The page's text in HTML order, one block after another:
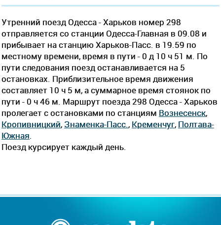
Утренний поезд Одесса - Харьков номер 298
отправляется со станции Одесса-Главная в 09.08 и
прибывает на станцию Харьков-Пасс. в 19.59 по
местному времени, время в пути - 0 д 10 ч 51 м. По
пути следования поезд останавливается на 5
остановках. Приблизительное время движения
составляет 10 ч 5 м, а суммарное время стоянок по
пути - 0 ч 46 м. Маршрут поезда 298 Одесса - Харьков
пролегает c остановками по станциям Вознесенск,
Кропивницкий, Знаменка-Пасс. , Кременчуг, Полтава-
Южная
Поезд курсирует каждый день.